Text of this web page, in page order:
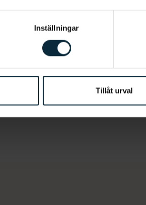
Inställningar
Tillåt urval
för att munhälsan
som många väljer.
sätt efterliknar dina
en behandling
i titan, i käkbenet.